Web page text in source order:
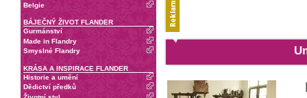
Belgie
BÁJEČNÝ ŽIVOT FLANDER
Gurmánství
Made in Flandry
Smyslné Flandry
KRÁSA A INSPIRACE FLANDER
Historie a umění
Dědictví předků